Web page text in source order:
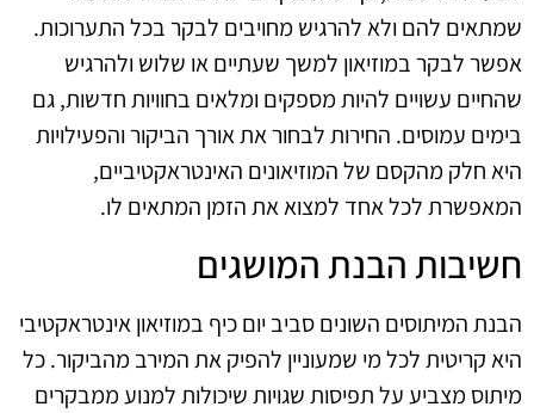
שמתאים להם ולא להרגיש מחויבים לבקר בכל התערוכות.
אפשר לבקר במוזיאון למשך שעתיים או שלוש ולהרגיש
שהחיים עשויים להיות מספקים ומלאים בחוויות חדשות, גם
בימים עמוסים. החירות לבחור את אורך הביקור והפעילויות
היא חלק מהקסם של המוזיאונים האינטראקטיביים,
המאפשרת לכל אחד למצוא את הזמן המתאים לו.
חשיבות הבנת המושגים
הבנת המיתוסים השונים סביב יום כיף במוזיאון אינטראקטיבי
היא קריטית לכל מי שמעוניין להפיק את המירב מהביקור. כל
מיתוס מצביע על תפיסות שגויות שיכולות למנוע ממבקרים